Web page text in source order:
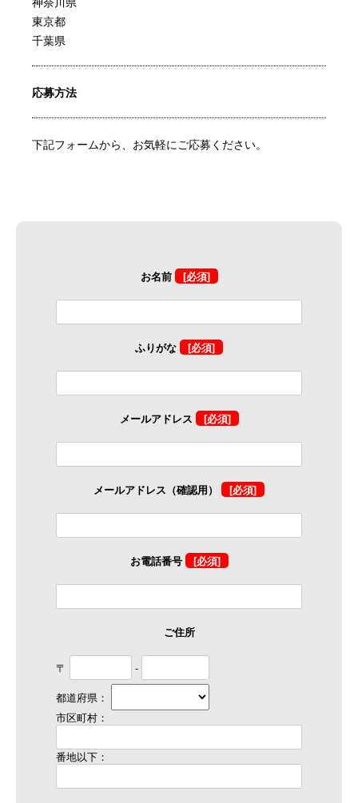
東京都
千葉県
応募方法
下記フォームから、お気軽にご応募ください。
お名前 [必須]
ふりがな [必須]
メールアドレス [必須]
メールアドレス（確認用） [必須]
お電話番号 [必須]
ご住所
〒
-
都道府県：
市区町村：
番地以下：